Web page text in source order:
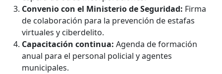
Convenio con el Ministerio de Seguridad: Firma
de colaboración para la prevención de estafas
virtuales y ciberdelito.
Capacitación continua: Agenda de formación
anual para el personal policial y agentes
municipales.